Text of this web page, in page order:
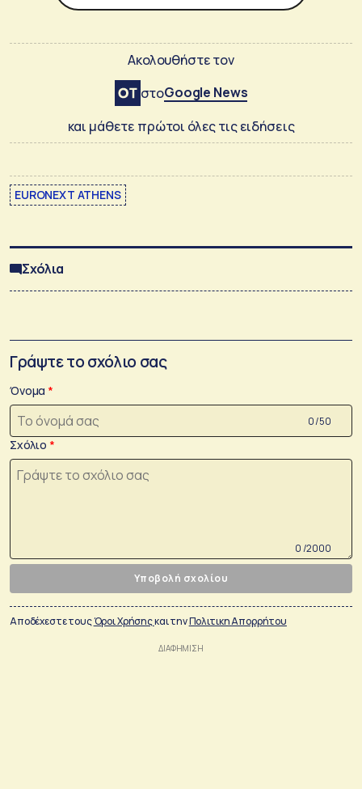
Ακολουθήστε τον
στοGoogle News
και μάθετε πρώτοι όλες τις ειδήσεις
EURONEXT ATHENS
Σχόλια
Γράψτε το σχόλιο σας
Όνομα
0 /50
Σχόλιο
0 /2000
Υποβολή σχολίου
Αποδέχεστε τουςΌροι Χρήσηςκαι τηνΠολιτικη Απορρήτου